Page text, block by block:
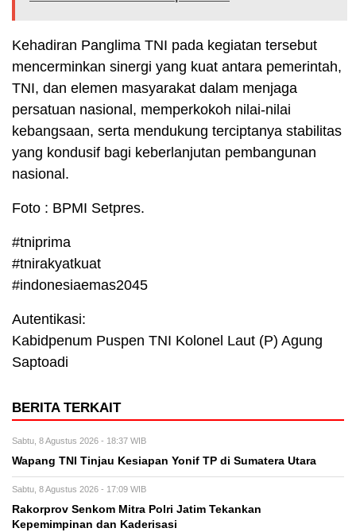
Kehadiran Panglima TNI pada kegiatan tersebut
mencerminkan sinergi yang kuat antara pemerintah,
TNI, dan elemen masyarakat dalam menjaga
persatuan nasional, memperkokoh nilai-nilai
kebangsaan, serta mendukung terciptanya stabilitas
yang kondusif bagi keberlanjutan pembangunan
nasional.
Foto : BPMI Setpres.
#tniprima
#tnirakyatkuat
#indonesiaemas2045
Autentikasi:
Kabidpenum Puspen TNI Kolonel Laut (P) Agung
Saptoadi
BERITA TERKAIT
Sabtu, 8 Agustus 2026 - 18:37 WIB
Wapang TNI Tinjau Kesiapan Yonif TP di Sumatera Utara
Sabtu, 8 Agustus 2026 - 17:09 WIB
Rakorprov Senkom Mitra Polri Jatim Tekankan
Kepemimpinan dan Kaderisasi